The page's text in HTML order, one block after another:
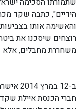
הידיים", כתבה שקד
והאשימה אותו
רוצחים שיסכנו את
משחררת מחבלים, אלא
ב-12
חברי הכנסת איילת שקד,